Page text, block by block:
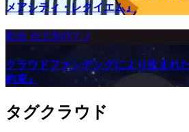
メアシティ・レクイエム』
動画 自主制作ｱﾆﾒ
クラウドファンデングにより生まれ
約束』
タグクラウド